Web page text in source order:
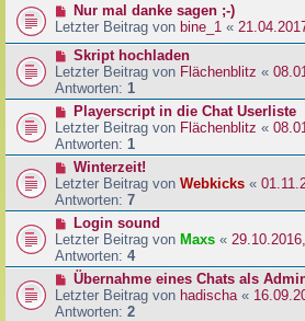
Nur mal danke sagen ;-)
Letzter Beitrag von bine_1 «
Skript hochladen
Letzter Beitrag von Flächenblitz «
Antworten: 1
Playerscript in die Chat Userliste
Letzter Beitrag von Flächenblitz «
Antworten: 1
Winterzeit!
Letzter Beitrag von Webkicks «
Antworten: 7
Login sound
Letzter Beitrag von Maxs «
Antworten: 4
Übernahme eines Chats als
Letzter Beitrag von hadischa «
Antworten: 2